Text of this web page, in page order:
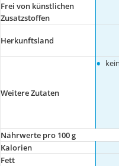
Frei von künstlichen
Zusatzstoffen
Herkunftsland
Weitere Zutaten
•
Nährwerte pro 100 g
Kalorien
Fett